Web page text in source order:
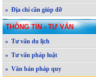
» Địa chỉ cần giúp đỡ
THÔNG TIN - TƯ VẤN
» Tư vấn du lịch
» Tư vấn pháp luật
» Văn bản pháp quy